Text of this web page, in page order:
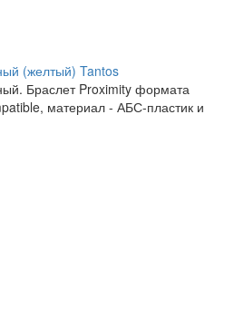
(желтый) Tantos
Браслет Proximity формата
материал - АБС-пластик и